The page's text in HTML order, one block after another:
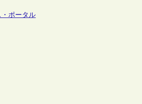
ポータル